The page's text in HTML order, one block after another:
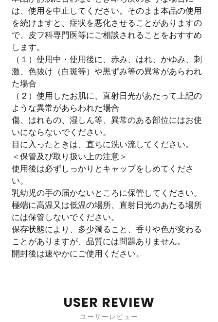
は、使用を中止してください。そのまま本品の使用
を続けますと、症状を悪化させることがありますの
で、皮フ科専門医等にご相談されることをおすすめ
します。
（１）使用中・使用後に、赤み、はれ、かゆみ、刺
激、色抜け（白斑等）や黒ずみ等の異常があらわれ
た場合
（２）使用したお肌に、直射日光があたって上記の
ような異常があらわれた場合
傷、はれもの、湿しん等、異常のある部位にはお使
いにならないでください。
目に入ったときは、直ちに洗い流してください。
＜保管及び取り扱い上の注意＞
使用後は必ずしっかりとキャップをしめてくださ
い。
乳幼児の手の届かないところに保管してください。
極端に高温又は低温の場所、直射日光のあたる場所
には保管しないでください。
保存状態により、多少濁ること、香りや色が変わる
ことがありますが、品質には問題ありません。
開封後は速やかにご使用ください。
USER REVIEW
ユーザーレビュー